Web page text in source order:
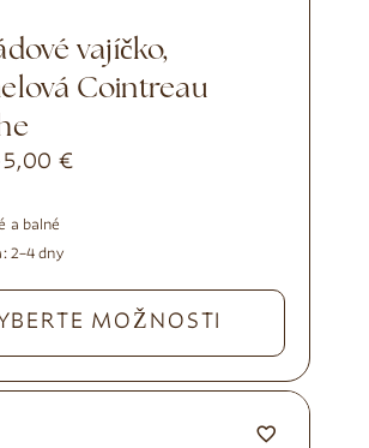
Cointreau
5,00€
a balné
2–4 dny
MOŽNOSTI